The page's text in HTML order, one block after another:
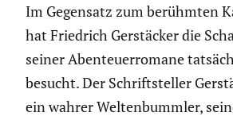
Im Gegensatz zum berühmten
hat Friedrich Gerstä­cker die
seiner Abenteu­er­ro­mane
besucht. Der Schrift­steller
ein wahrer Welten­bummler,